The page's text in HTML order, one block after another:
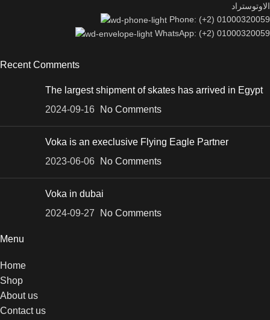
الاوتوستراد
Phone: (+2) 01000320059
WhatsApp: (+2) 01000320059
Recent Comments
The largest shipment of skates has arrived in Egypt
2024-09-16
No Comments
Voka is an execlusive Flying Eagle Partner
2023-06-06
No Comments
Voka in dubai
2024-09-27
No Comments
Menu
Home
Shop
About us
Contact us